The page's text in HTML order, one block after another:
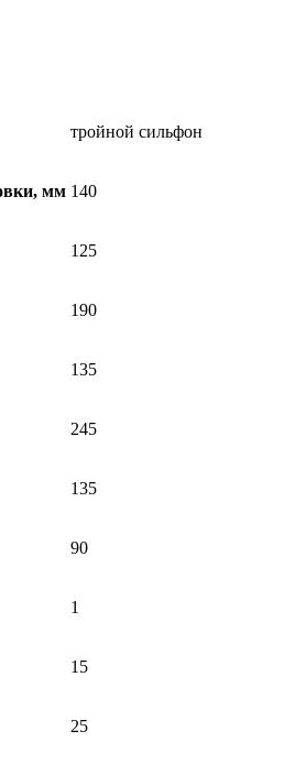
тройной сильфон
мм 140
125
190
135
245
135
90
1
15
25